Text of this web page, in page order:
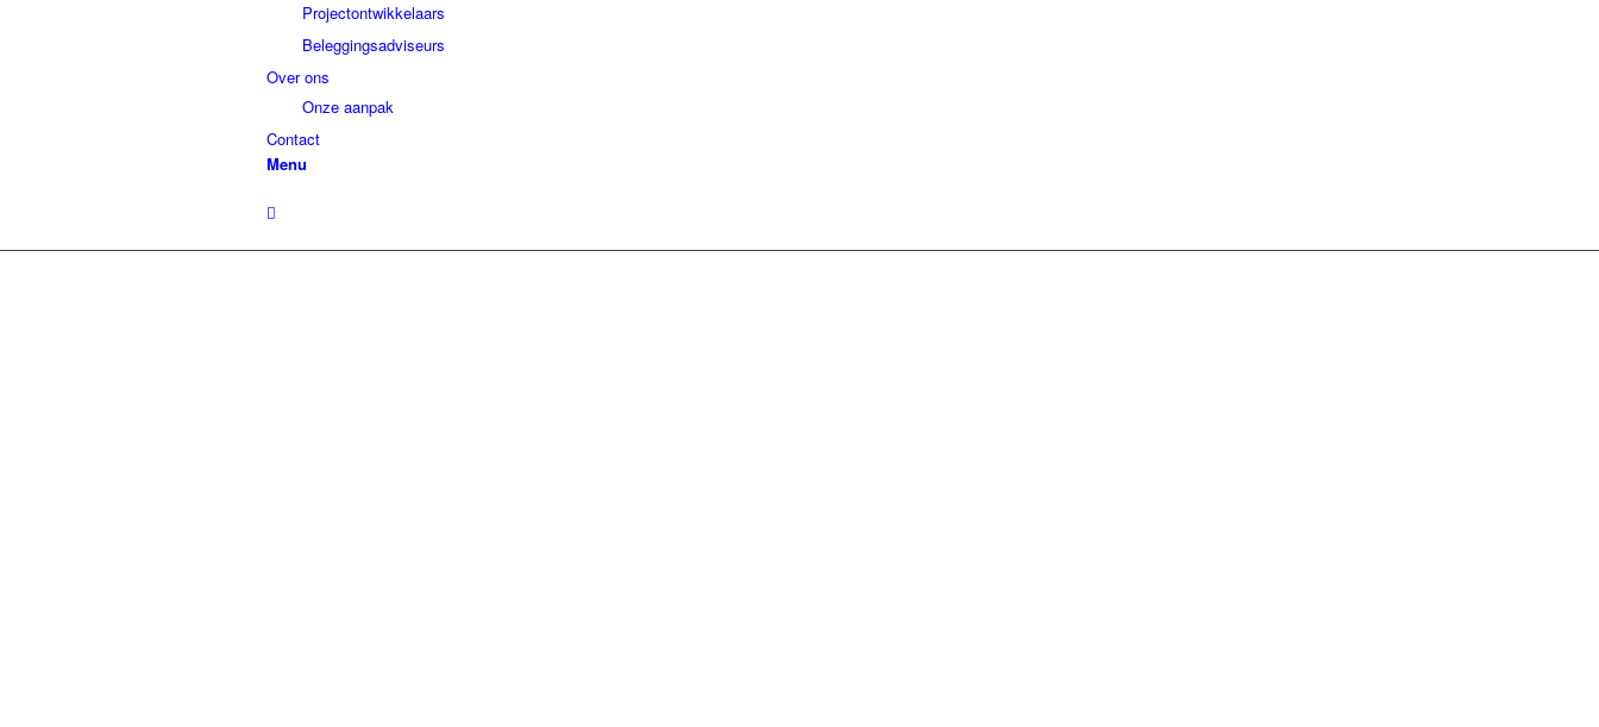
Projectontwikkelaars
Beleggingsadviseurs
Over ons
Onze aanpak
Contact
Menu